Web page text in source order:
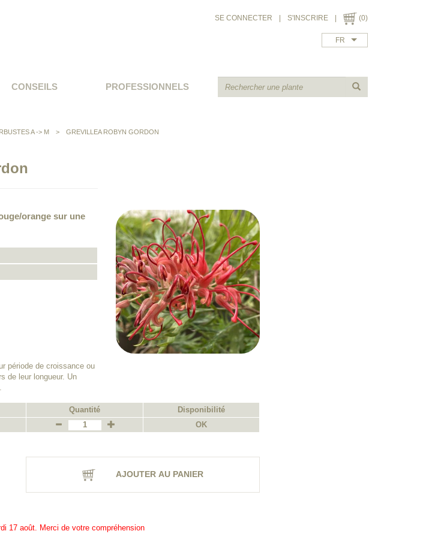
SE CONNECTER S'INSCRIRE (0)
FR
CONSEILS PROFESSIONNELS
A -> M > GREVILLEA ROBYN GORDON
orange sur une
période de croissance ou
de leur longueur. Un
Quantité
Disponibilité
OK
AJOUTER AU PANIER
17 août. Merci de votre compréhension